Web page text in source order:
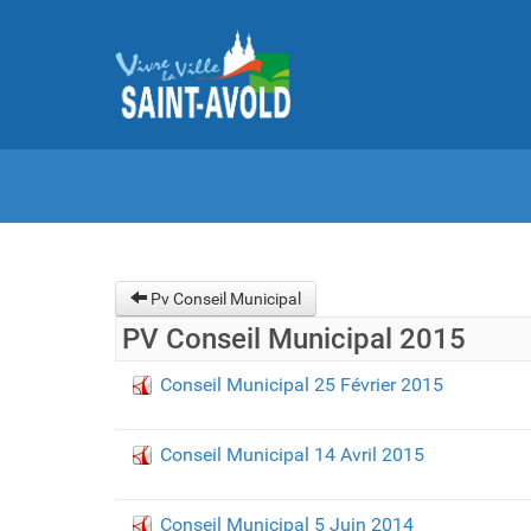
Pv Conseil Municipal
PV Conseil Municipal 2015
Conseil Municipal 25 Février 2015
Conseil Municipal 14 Avril 2015
Conseil Municipal 5 Juin 2014